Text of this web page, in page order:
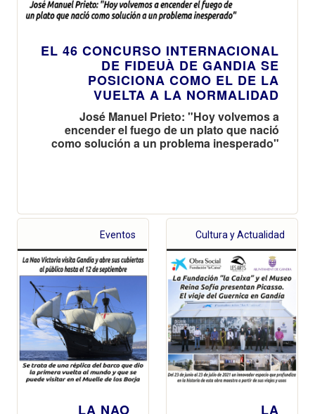
EL 46 CONCURSO INTERNACIONAL
DE FIDEUÀ DE GANDIA SE
POSICIONA COMO EL DE LA
VUELTA A LA NORMALIDAD
José Manuel Prieto: "Hoy volvemos a
encender el fuego de un plato que nació
como solución a un problema inesperado"
Eventos
LA NAO
Cultura y Actualidad
LA